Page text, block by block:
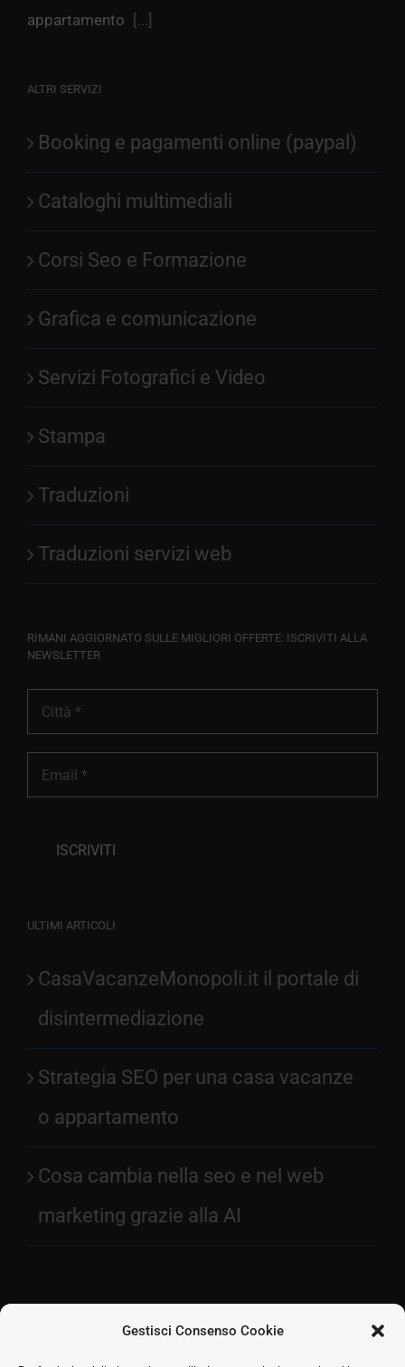
Gestisci Consenso Cookie
appartamento
[...]
ALTRI SERVIZI
Booking e pagamenti online (paypal)
Cataloghi multimediali
Corsi Seo e Formazione
Grafica e comunicazione
Servizi Fotografici e Video
Stampa
Traduzioni
Traduzioni servizi web
RIMANI AGGIORNATO SULLE MIGLIORI OFFERTE: ISCRIVITI ALLA
NEWSLETTER
ULTIMI ARTICOLI
CasaVacanzeMonopoli.it il portale di
disintermediazione
Strategia SEO per una casa vacanze
o appartamento
Cosa cambia nella seo e nel web
marketing grazie alla AI